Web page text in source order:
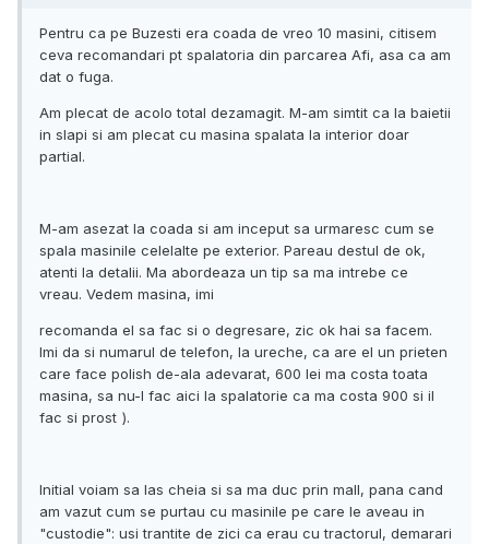
Pentru ca pe Buzesti era coada de vreo 10 masini, citisem
ceva recomandari pt spalatoria din parcarea Afi, asa ca am
dat o fuga.
Am plecat de acolo total dezamagit. M-am simtit ca la baietii
in slapi si am plecat cu masina spalata la interior doar
partial.
M-am asezat la coada si am inceput sa urmaresc cum se
spala masinile celelalte pe exterior. Pareau destul de ok,
atenti la detalii. Ma abordeaza un tip sa ma intrebe ce
vreau. Vedem masina, imi
recomanda el sa fac si o degresare, zic ok hai sa facem.
Imi da si numarul de telefon, la ureche, ca are el un prieten
care face polish de-ala adevarat, 600 lei ma costa toata
masina, sa nu-l fac aici la spalatorie ca ma costa 900 si il
fac si prost ).
Initial voiam sa las cheia si sa ma duc prin mall, pana cand
am vazut cum se purtau cu masinile pe care le aveau in
"custodie": usi trantite de zici ca erau cu tractorul, demarari